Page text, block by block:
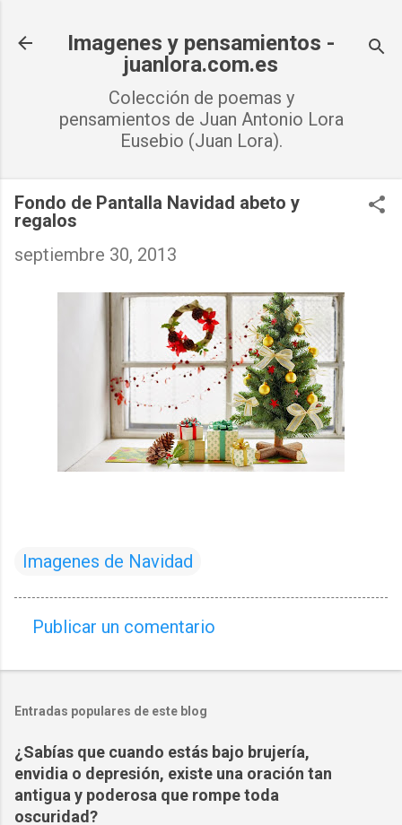
Imagenes y pensamientos -
juanlora.com.es
Colección de poemas y
pensamientos de Juan Antonio Lora
Eusebio (Juan Lora).
Fondo de Pantalla Navidad abeto y
regalos
septiembre 30, 2013
Imagenes de Navidad
o
e
n
t
a
r
Publicar un comentario
Entradas populares de este blog
¿Sabías que cuando estás bajo brujería,
envidia o depresión, existe una oración tan
antigua y poderosa que rompe toda
oscuridad?